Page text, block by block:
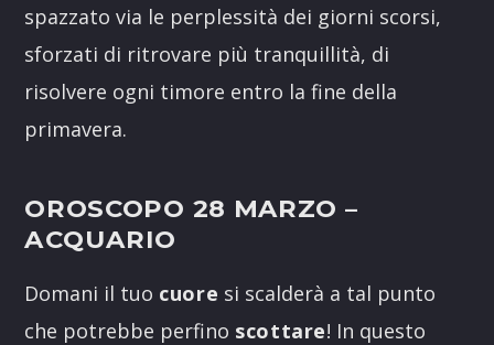
spazzato via le perplessità dei giorni scorsi,
sforzati di ritrovare più tranquillità, di
risolvere ogni timore entro la fine della
primavera.
OROSCOPO 28 MARZO –
ACQUARIO
Domani il tuo cuore si scalderà a tal punto
che potrebbe perfino scottare! In questo